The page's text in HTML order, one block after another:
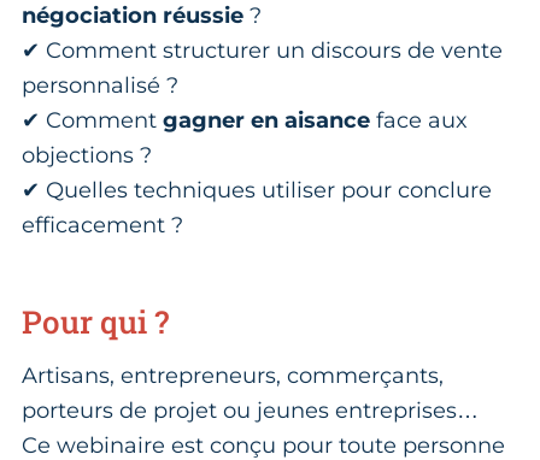
négociation réussie ?
✔ Comment structurer un discours de vente
personnalisé ?
✔ Comment gagner en aisance face aux
objections ?
✔ Quelles techniques utiliser pour conclure
efficacement ?
Pour qui ?
Artisans, entrepreneurs, commerçants,
porteurs de projet ou jeunes entreprises…
Ce webinaire est conçu pour toute personne